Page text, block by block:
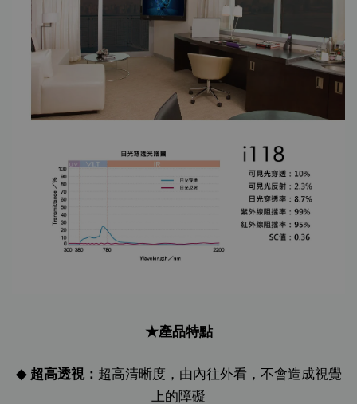
★產品特點
◆ 超高透視： 超高清晰度，由內往外看，不會造成視覺
上的障礙